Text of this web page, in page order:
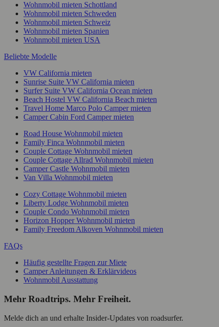
Wohnmobil mieten Schottland
Wohnmobil mieten Schweden
Wohnmobil mieten Schweiz
Wohnmobil mieten Spanien
Wohnmobil mieten USA
Beliebte Modelle
VW California mieten
Sunrise Suite VW California mieten
Surfer Suite VW California Ocean mieten
Beach Hostel VW California Beach mieten
Travel Home Marco Polo Camper mieten
Camper Cabin Ford Camper mieten
Road House Wohnmobil mieten
Family Finca Wohnmobil mieten
Couple Cottage Wohnmobil mieten
Couple Cottage Allrad Wohnmobil mieten
Camper Castle Wohnmobil mieten
Van Villa Wohnmobil mieten
Cozy Cottage Wohnmobil mieten
Liberty Lodge Wohnmobil mieten
Couple Condo Wohnmobil mieten
Horizon Hopper Wohnmobil mieten
Family Freedom Alkoven Wohnmobil mieten
FAQs
Häufig gestellte Fragen zur Miete
Camper Anleitungen & Erklärvideos
Wohnmobil Ausstattung
Mehr Roadtrips. Mehr Freiheit.
Melde dich an und erhalte Insider-Updates von roadsurfer.